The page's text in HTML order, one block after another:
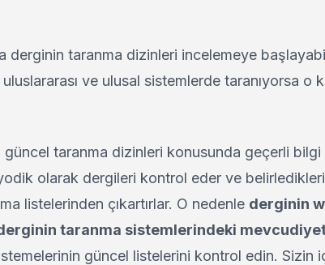
derginin taranma dizinleri incelemeye
ve ulusal sistemlerde taranıyorsa o
taranma dizinleri konusunda geçerli bilgi
olarak dergileri kontrol eder ve belirledikleri
listelerinden çıkartırlar. O nedenle derginin
taranma sistemlerindeki
güncel listelerini kontrol edin. Sizin